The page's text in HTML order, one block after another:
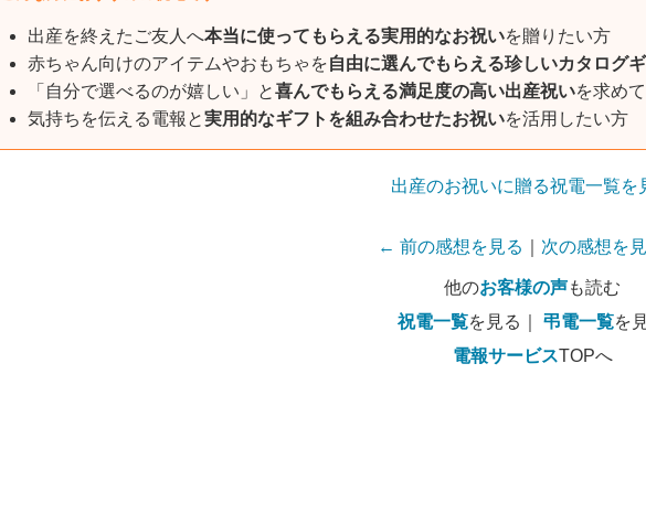
出産を終えたご友人へ本当に使ってもらえる実用的なお祝いを贈りたい方
赤ちゃん向けのアイテムやおもちゃを自由に選んでもらえる珍しいカタログ
「自分で選べるのが嬉しい」と喜んでもらえる満足度の高い出産祝いを求め
気持ちを伝える電報と実用的なギフトを組み合わせたお祝いを活用したい方
出産のお祝いに贈る祝電一覧を
← 前の感想を見る 次の感想を
他のお客様の声も読む
祝電一覧を見る｜ 弔電一覧を
電報サービスTOPへ